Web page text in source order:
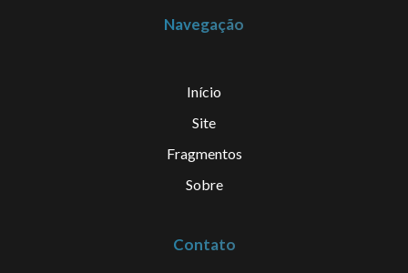
Navegação
Início
Site
Fragmentos
Sobre
Contato